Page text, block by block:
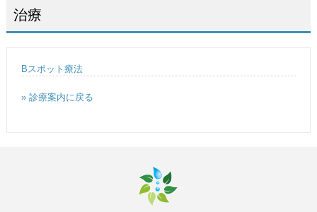
治療
Bスポット療法
» 診療案内に戻る